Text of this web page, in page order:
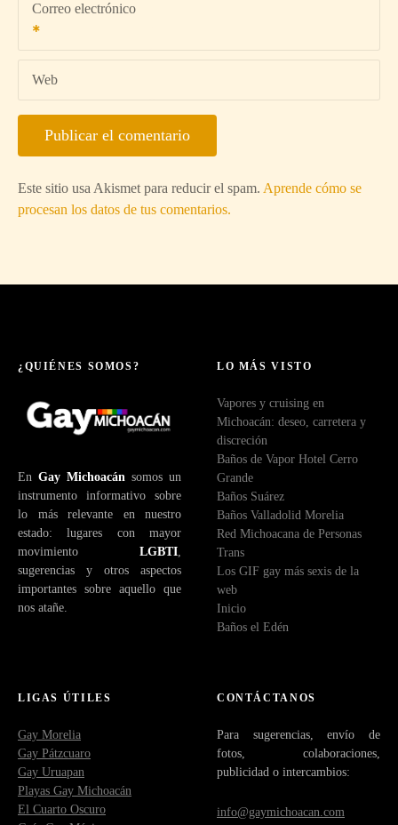
Correo electrónico
Web
Este sitio usa Akismet para reducir el spam. Aprende cómo se
procesan los datos de tus comentarios.
¿QUIÉNES SOMOS?
En Gay Michoacán somos un
instrumento informativo sobre
lo más relevante en nuestro
estado: lugares con mayor
movimiento LGBTI,
sugerencias y otros aspectos
importantes sobre aquello que
nos atañe.
LO MÁS VISTO
Vapores y cruising en
Michoacán: deseo, carretera y
discreción
Baños de Vapor Hotel Cerro
Grande
Baños Suárez
Baños Valladolid Morelia
Red Michoacana de Personas
Trans
Los GIF gay más sexis de la
web
Inicio
Baños el Edén
LIGAS ÚTILES
Gay Morelia
Gay Pátzcuaro
Gay Uruapan
Playas Gay Michoacán
El Cuarto Oscuro
CONTÁCTANOS
Para sugerencias, envío de
fotos, colaboraciones,
publicidad o intercambios:
info@gaymichoacan.com